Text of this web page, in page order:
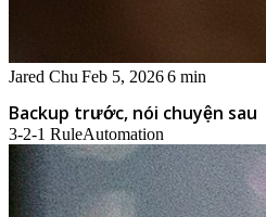
Jared Chu Feb 5, 20266 min
Backup trước, nói chuyện sau
3-2-1 RuleAutomation